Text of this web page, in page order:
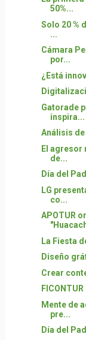
50%...
Solo 20 %
...
Cámara
por...
¿Está
Gatorade
inspira...
Análisis
El agresor
de...
Día del
LG
co...
APOTUR
La Fiesta
Diseño
Crear
Mente de
pre...
Día del